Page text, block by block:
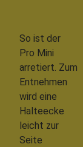
So ist der
Pro Mini
arretiert. Zum
Entnehmen
wird eine
Halteecke
leicht zur
Seite